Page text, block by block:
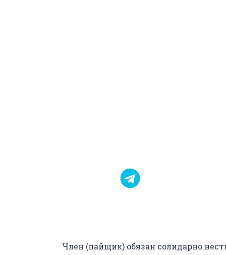
Член (пайщик) обязан солидарно